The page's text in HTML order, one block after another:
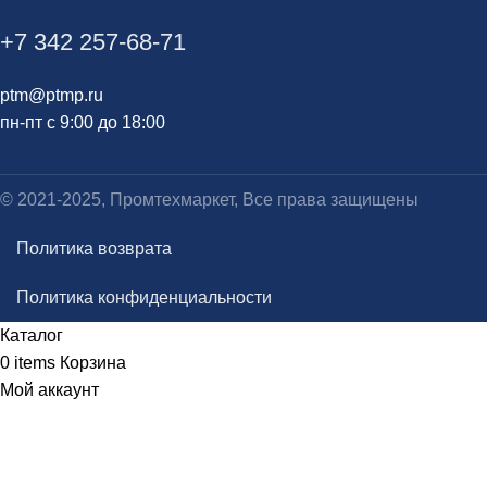
+7 342 257-68-71
ptm@ptmp.ru
пн-пт с 9:00 до 18:00
© 2021-2025, Промтехмаркет, Все права защищены
Политика возврата
Политика конфиденциальности
Каталог
0 items Корзина
Мой аккаунт